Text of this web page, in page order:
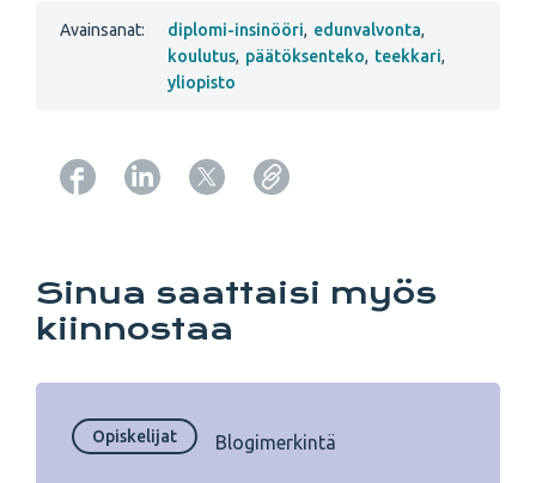
Avainsanat: diplomi-insinööri, edunvalvonta,
koulutus, päätöksenteko, teekkari,
yliopisto
Sinua saattaisi myös
kiinnostaa
Opiskelijat Blogimerkintä